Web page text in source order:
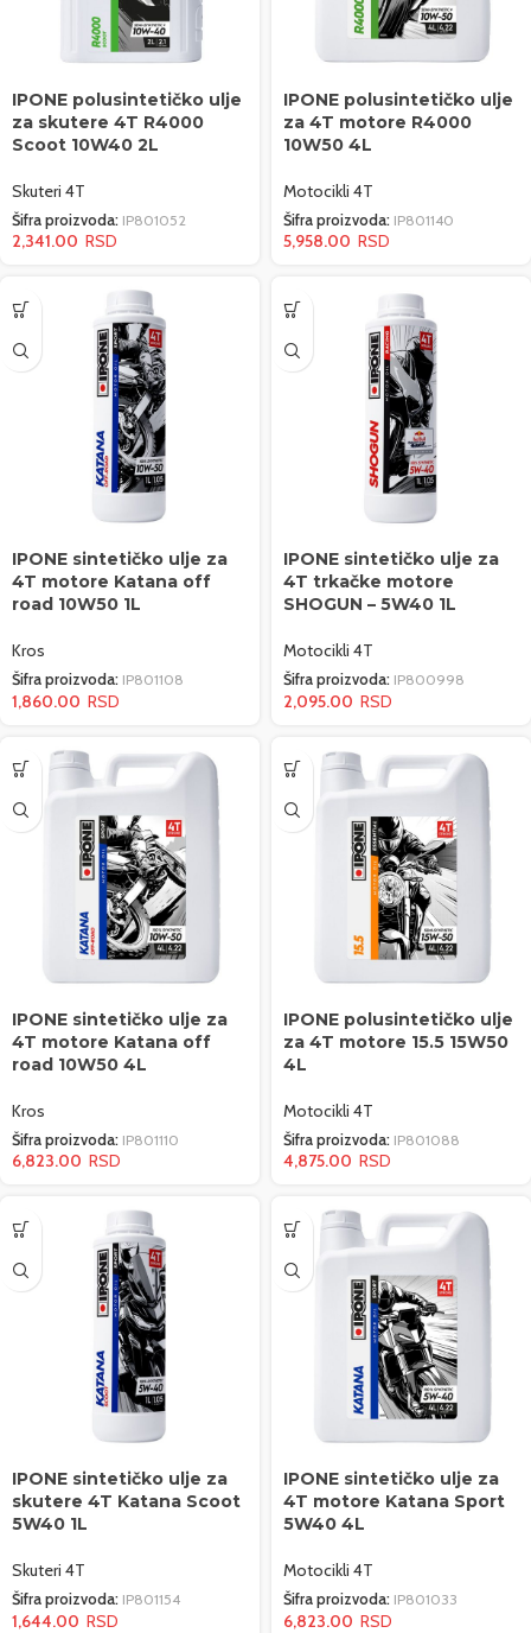
IPONE polusintetičko ulje
za skutere 4T R4000
Scoot 10W40 2L
Skuteri 4T
Šifra proizvoda: IP801052
2,341.00
IPONE polusintetičko ulje
za 4T motore R4000
10W50 4L
Motocikli 4T
Šifra proizvoda: IP801140
5,958.00
IPONE sintetičko ulje za
4T motore Katana off
road 10W50 1L
Kros
Šifra proizvoda: IP801108
1,860.00
IPONE sintetičko ulje za
4T trkačke motore
SHOGUN – 5W40 1L
Motocikli 4T
Šifra proizvoda: IP800998
2,095.00
IPONE sintetičko ulje za
4T motore Katana off
road 10W50 4L
Kros
Šifra proizvoda: IP801110
6,823.00
IPONE polusintetičko ulje
za 4T motore 15.5 15W50
4L
Motocikli 4T
Šifra proizvoda: IP801088
4,875.00
IPONE sintetičko ulje za
skutere 4T Katana Scoot
5W40 1L
Skuteri 4T
Šifra proizvoda: IP801154
1,644.00
IPONE sintetičko ulje za
4T motore Katana Sport
5W40 4L
Motocikli 4T
Šifra proizvoda: IP801033
6,823.00